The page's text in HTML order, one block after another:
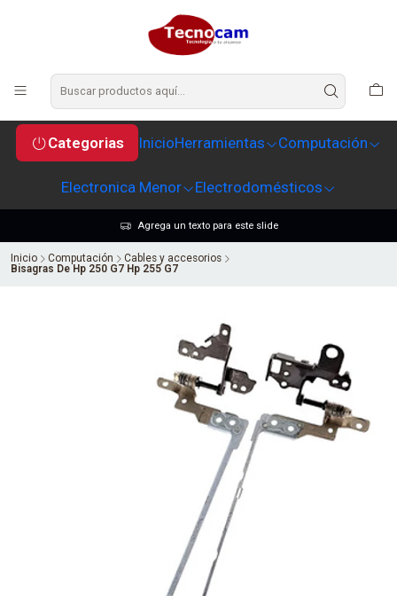
Categorias InicioHerramientas Computación
Electronica Menor Electrodomésticos
Agrega un texto para este slide
Inicio Computación
Cables y accesorios
Bisagras De Hp 250 G7 Hp 255 G7